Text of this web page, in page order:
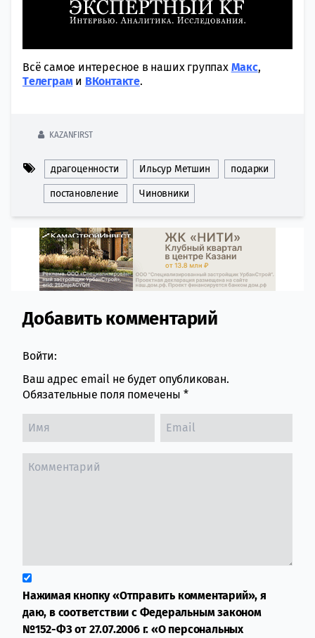
Всё самое интересное в наших группах Макс,
Tелеграми ВКонтакте.
KAZANFIRST
драгоценности Ильсур Метшин подарки
постановление Чиновники
Comment section
Добавить комментарий
Войти:
Ваш адрес email не будет опубликован.
Обязательные поля помечены *
Нажимая кнопку «Отправить комментарий», я
даю, в соответствии с Федеральным законом
№152-ФЗ от 27.07.2006 г. «О персональных